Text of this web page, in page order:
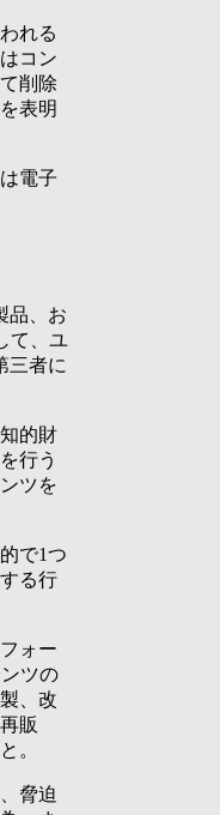
れる
コン
削除
表明
電子
品、お
て、ユ
三者に
的財
行う
ツを
で1つ
る行
ォー
ツの
、改
販
。
脅迫